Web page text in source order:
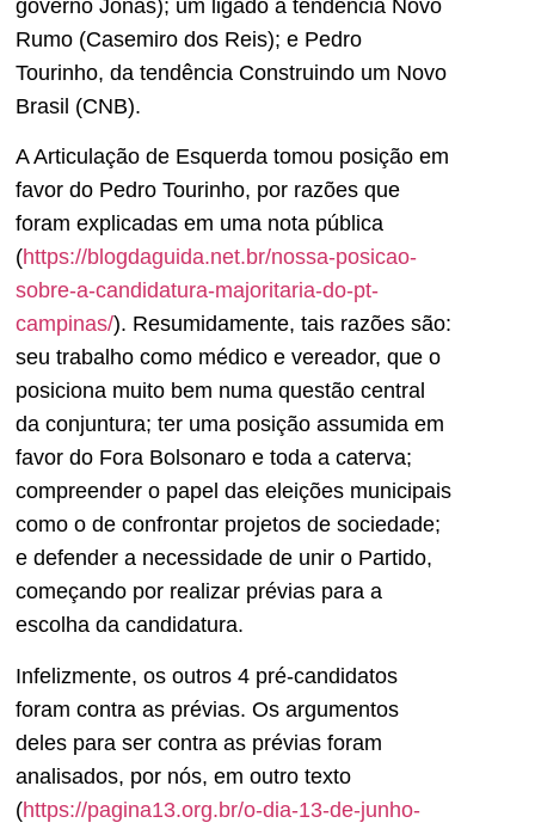
governo Jonas); um ligado a tendência Novo
Rumo (Casemiro dos Reis); e Pedro
Tourinho, da tendência Construindo um Novo
Brasil (CNB).
A Articulação de Esquerda tomou posição em
favor do Pedro Tourinho, por razões que
foram explicadas em uma nota pública
(https://blogdaguida.net.br/nossa-posicao-
sobre-a-candidatura-majoritaria-do-pt-
campinas/). Resumidamente, tais razões são:
seu trabalho como médico e vereador, que o
posiciona muito bem numa questão central
da conjuntura; ter uma posição assumida em
favor do Fora Bolsonaro e toda a caterva;
compreender o papel das eleições municipais
como o de confrontar projetos de sociedade;
e defender a necessidade de unir o Partido,
começando por realizar prévias para a
escolha da candidatura.
Infelizmente, os outros 4 pré-candidatos
foram contra as prévias. Os argumentos
deles para ser contra as prévias foram
analisados, por nós, em outro texto
(https://pagina13.org.br/o-dia-13-de-junho-